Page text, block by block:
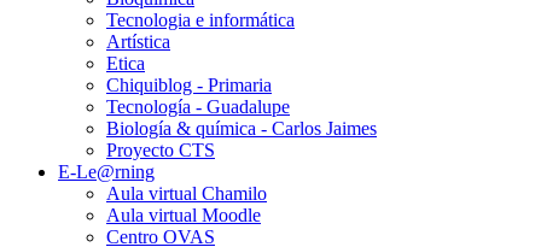
Tecnologia e informática
Artística
Etica
Chiquiblog - Primaria
Tecnología - Guadalupe
Biología & química - Carlos Jaimes
Proyecto CTS
E-Le@rning
Aula virtual Chamilo
Aula virtual Moodle
Centro OVAS